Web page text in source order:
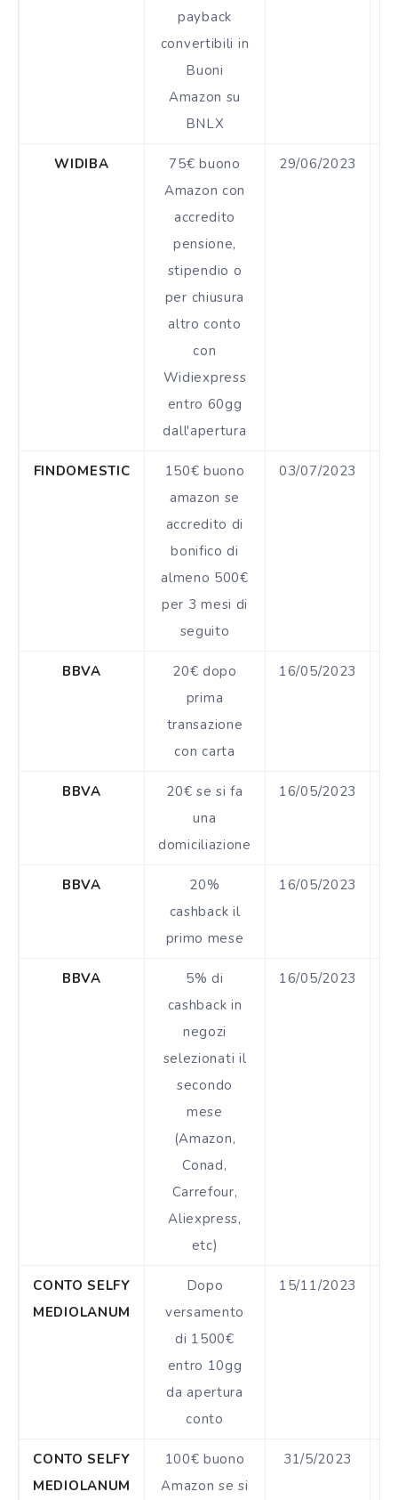
payback
convertibili in
Buoni
Amazon su
BNLX
WIDIBA
75€ buono
Amazon con
accredito
pensione,
stipendio o
per chiusura
altro conto
con
Widiexpress
entro 60gg
dall'apertura
29/06/2023
FINDOMESTIC
150€ buono
amazon se
accredito di
bonifico di
almeno 500€
per 3 mesi di
seguito
03/07/2023
BBVA
20€ dopo
prima
transazione
con carta
16/05/2023
BBVA
20€ se si fa
una
domiciliazione
16/05/2023
BBVA
20%
cashback il
primo mese
16/05/2023
BBVA
5% di
cashback in
negozi
selezionati il
secondo
mese
(Amazon,
Conad,
Carrefour,
Aliexpress,
etc)
16/05/2023
CONTO SELFY
MEDIOLANUM
Dopo
versamento
di 1500€
entro 10gg
da apertura
conto
15/11/2023
CONTO SELFY
MEDIOLANUM
100€ buono
Amazon se si
31/5/2023